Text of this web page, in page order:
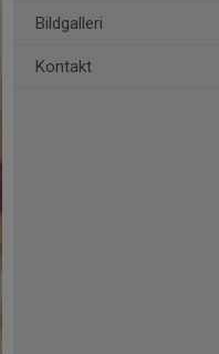
Bildgalleri
Kontakt